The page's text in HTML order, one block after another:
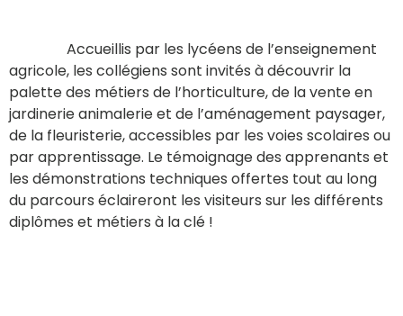
Accueillis par les lycéens de l’enseignement
agricole, les collégiens sont invités à découvrir la
palette des métiers de l’horticulture, de la vente en
jardinerie animalerie et de l’aménagement paysager,
de la fleuristerie, accessibles par les voies scolaires ou
par apprentissage. Le témoignage des apprenants et
les démonstrations techniques offertes tout au long
du parcours éclaireront les visiteurs sur les différents
diplômes et métiers à la clé !